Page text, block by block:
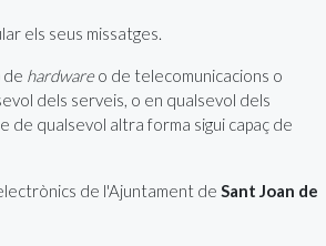
els seus missatges.
de hardwareo de telecomunicacions o
dels serveis, o en qualsevol dels
de qualsevol altra forma sigui capaç de
de l'Ajuntament de Sant Joan de